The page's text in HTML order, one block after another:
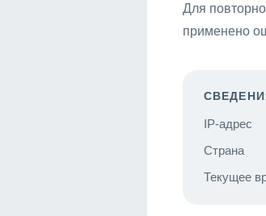
Для
применено
IP-адрес
Страна
Текущее